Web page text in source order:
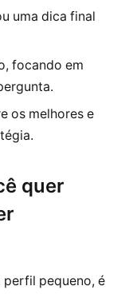
uma dica final
focando em
os melhores e
quer
perfil pequeno, é